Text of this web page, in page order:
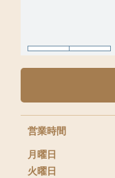
営業時間
月曜日
火曜日